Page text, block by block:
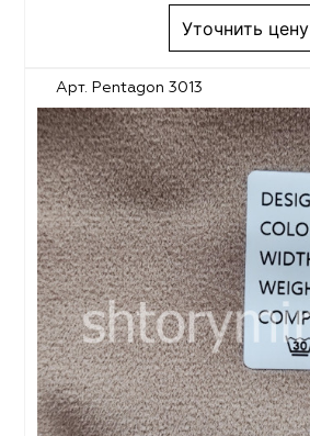
Уточнить цену
Арт. Pentagon 3013